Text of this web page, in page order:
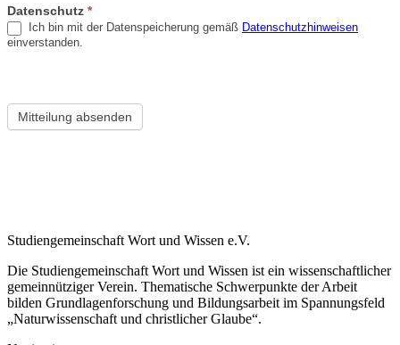
Datenschutz *
Ich bin mit der Datenspeicherung gemäß Datenschutzhinweisen
einverstanden.
Mitteilung absenden
Studiengemeinschaft Wort und Wissen e.V.
Die Studiengemeinschaft Wort und Wissen ist ein wissenschaftlicher
gemeinnütziger Verein. Thematische Schwerpunkte der Arbeit
bilden Grundlagenforschung und Bildungsarbeit im Spannungsfeld
„Naturwissenschaft und christlicher Glaube“.